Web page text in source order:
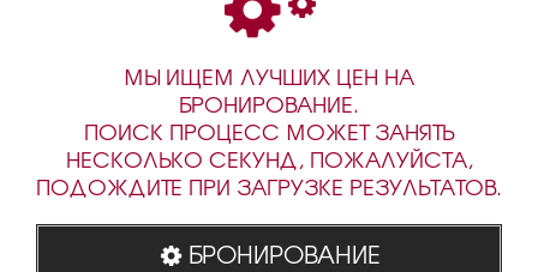
МЫ ИЩЕМ ЛУЧШИХ ЦЕН НА
БРОНИРОВАНИЕ.
ПОИСК ПРОЦЕСС МОЖЕТ ЗАНЯТЬ
НЕСКОЛЬКО СЕКУНД, ПОЖАЛУЙСТА,
ПОДОЖДИТЕ ПРИ ЗАГРУЗКЕ РЕЗУЛЬТАТОВ.
БРОНИРОВАНИЕ